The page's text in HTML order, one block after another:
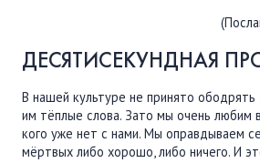
ДЕСЯТИСЕКУНДНАЯ
В нашей культуре не принято ободрять
им тёплые слова. Зато мы очень любим
кого уже нет с нами. Мы оправдываем
мёртвых либо хорошо, либо ничего. И